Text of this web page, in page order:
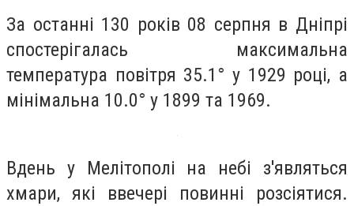
За останні 130 років 08 серпня в Дніпрі
спостерігалась максимальна
температура повітря 35.1° у 1929 році, а
мінімальна 10.0° у 1899 та 1969.
Вдень у Мелітополі на небі з'являться
хмари, які ввечері повинні розсіятися.